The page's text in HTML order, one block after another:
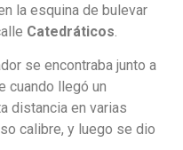
la esquina de bulevar
Catedráticos.
se encontraba junto a
cuando llegó un
distancia en varias
calibre, y luego se dio